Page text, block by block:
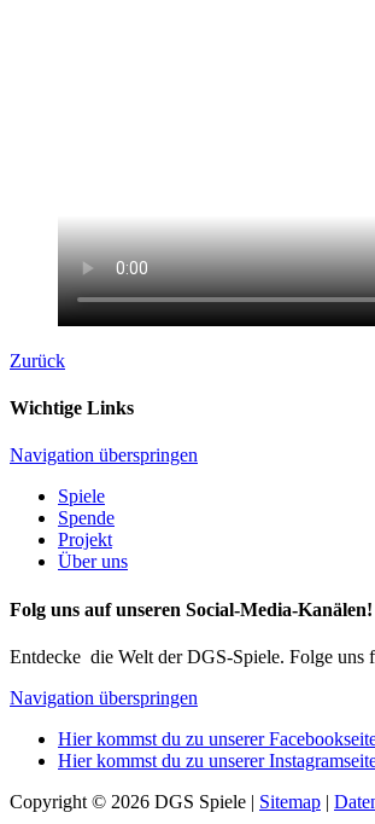
Zurück
Wichtige Links
Navigation überspringen
Spiele
Spende
Projekt
Über uns
Folg uns auf unseren Social-Media-Kanälen!
Entdecke die Welt der DGS-Spiele. Folge uns
Navigation überspringen
Hier kommst du zu unserer
Hier kommst du zu unserer
Copyright © 2026 DGS Spiele | Sitemap |